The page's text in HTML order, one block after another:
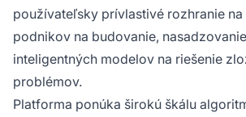
používateľsky prívlastivé rozhranie na
podnikov na budovanie,
inteligentných modelov na riešenie
problémov.
Platforma ponúka širokú škálu